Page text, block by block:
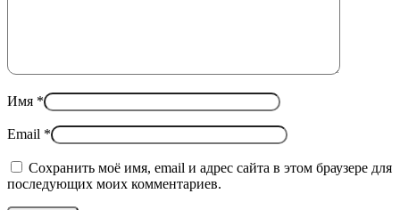
Имя *
Email *
Сохранить моё имя, email и адрес сайта в этом браузере для
последующих моих комментариев.